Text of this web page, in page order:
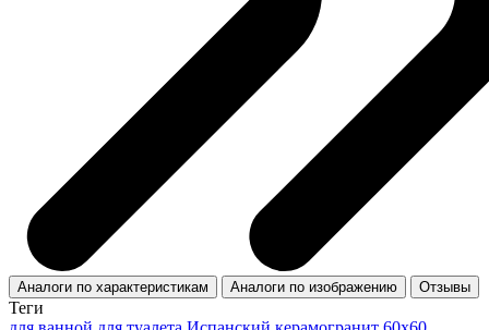
Аналоги по характеристикам Аналоги по изображению Отзывы
Теги